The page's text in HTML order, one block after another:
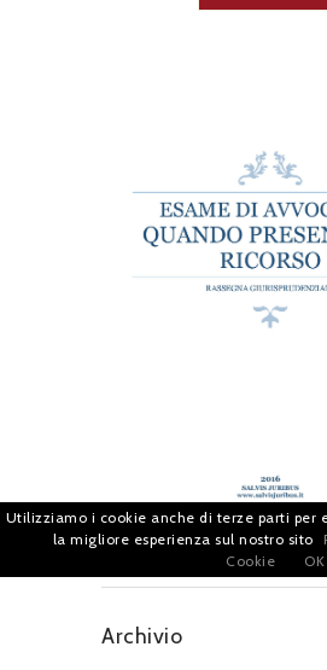
Archivio
Utilizziamo i cookie anche di terze parti per
la migliore esperienza sul nostro sito
Cookie
OK